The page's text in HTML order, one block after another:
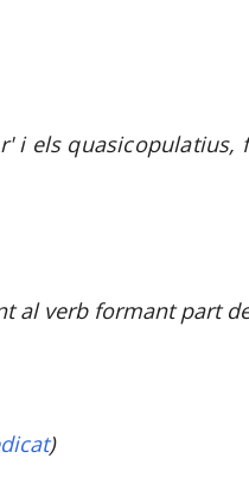
i els quasicopulatius,
al verb formant part
)